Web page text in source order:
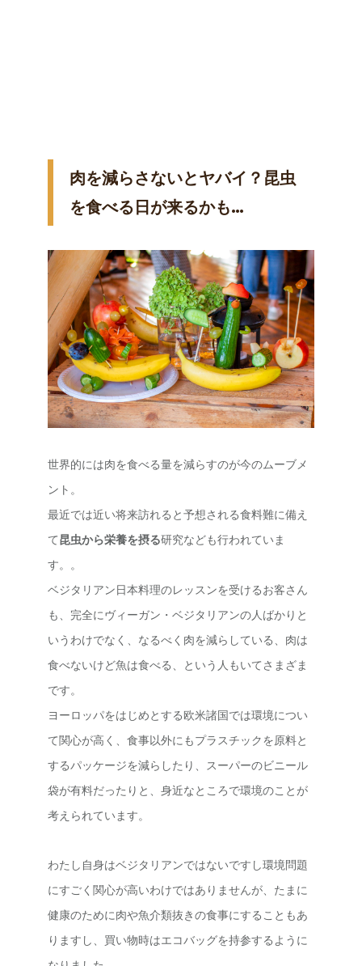
肉を減らさないとヤバイ？昆虫
を食べる日が来るかも…
世界的には肉を食べる量を減らすのが今のムーブメ
ント。
最近では近い将来訪れると予想される食料難に備え
て昆虫から栄養を摂る研究なども行われていま
す。。
ベジタリアン日本料理のレッスンを受けるお客さん
も、完全にヴィーガン・ベジタリアンの人ばかりと
いうわけでなく、なるべく肉を減らしている、肉は
食べないけど魚は食べる、という人もいてさまざま
です。
ヨーロッパをはじめとする欧米諸国では環境につい
て関心が高く、食事以外にもプラスチックを原料と
するパッケージを減らしたり、スーパーのビニール
袋が有料だったりと、身近なところで環境のことが
考えられています。
わたし自身はベジタリアンではないですし環境問題
にすごく関心が高いわけではありませんが、たまに
健康のために肉や魚介類抜きの食事にすることもあ
りますし、買い物時はエコバッグを持参するように